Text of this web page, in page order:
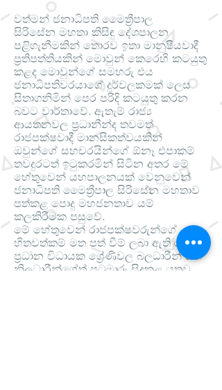
වත්මන් ජනාධිපති මෛත්‍රීපාල
සිරිසේන මහතා කිසිඳු දේශපාලන
පළිගැනීමකින් තොරව ඉතා මානුෂීයවාදී
ප්‍රතිපත්තියකින් මොවුන් කෙරෙහි කටයුතු
කළද මොවුන්ගේ සමහරු එය
ජනාධිපතිවරයාගේ දුර්වලකමක් ලෙස
සිතාගනිමින් පෙර පරිදි කටයුතු කරන
බවට වාර්තාවේ. ඇතැම් රාජ්‍ය
ආයතනවල ප්‍රධානීන්ද තවමත්
රාජපක්ෂවාදී මානසිකත්වයකින්
ඔවුන්ගේ සහචරයින්ගේ ඕනෑ එපාකම්
තවදුරටත් ඉටුකරමින් සිටින අතර මේ
හේතුවෙන් යහපාලනයක් වෙනුවෙන්
ජනාධිපති මෛත්‍රීපාල සිරිසේන මහතාව
පත්කළ පොදු මහජනතාව යම්
කලකිරීමක පසුවේ.
මේ හේතුවෙන් රාජපක්ෂවරුන්ගේ
හිතවත්කම් මත පත් වීම් ලබා ඇති රජයේ
ප්‍රධාන විධායක ශ්‍රේණිවල බලධාරීන් සහ
නිලධාරීන්ගේත් පුටුමාරු සිදුකළ යුතුව